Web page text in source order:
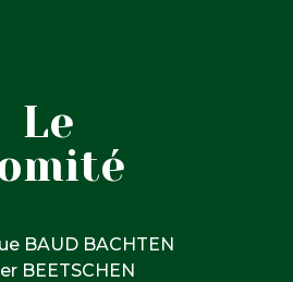
Le
BAUD BACHTEN
BEETSCHEN